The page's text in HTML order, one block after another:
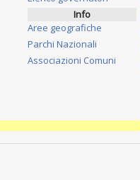
Info
Aree geografiche
Parchi Nazionali
Associazioni Comuni